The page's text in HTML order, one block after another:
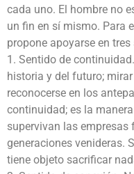
cada uno. El hombre no
un fin en sí mismo. Para
propone apoyarse en tres
1. Sentido de
historia y del futuro;
reconocerse en los
continuidad; es la
supervivan las empresas
generaciones venideras.
tiene objeto sacrificar